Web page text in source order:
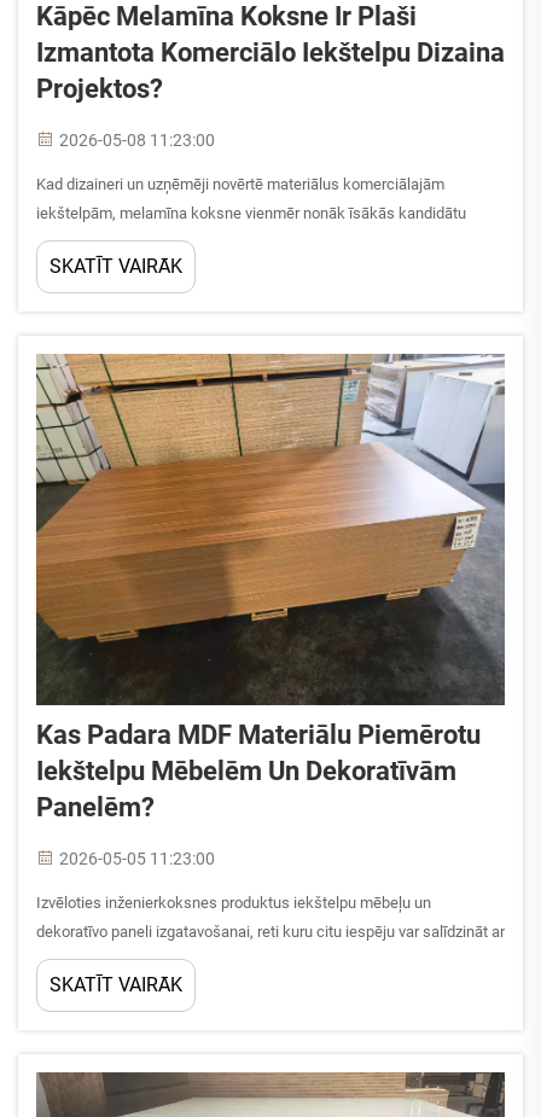
Kāpēc Melamīna Koksne Ir Plaši
Izmantota Komerciālo Iekštelpu Dizaina
Projektos?
2026-05-08 11:23:00
Kad dizaineri un uzņēmēji novērtē materiālus komerciālajām
iekštelpām, melamīna koksne vienmēr nonāk īsākās kandidātu
saraksta augšgalā. No tirdzniecības izstāžu zālēm un korporatīvajām
biroju telpām līdz viesnīcu vidi un izglītības iestādēm šis...
SKATĪT VAIRĀK
Kas Padara MDF Materiālu Piemērotu
Iekštelpu Mēbelēm Un Dekoratīvām
Panelēm?
2026-05-05 11:23:00
Izvēloties inženierkoksnes produktus iekštelpu mēbeļu un
dekoratīvo paneli izgatavošanai, reti kuru citu iespēju var salīdzināt ar
MDF materiāla daudzpusību un apstrādājamību. Vidējas blīvuma
šķiedru plāksne ir kļuvusi par vienu no visplašāk izmantotajiem
SKATĪT VAIRĀK